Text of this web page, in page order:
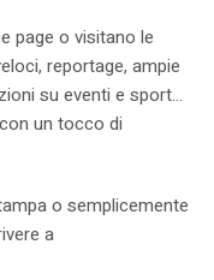
page o visitano le
reportage, ampie
su eventi e sport…
un tocco di
o semplicemente
a